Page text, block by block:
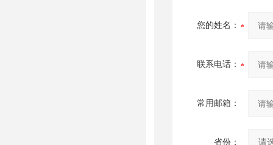
您的姓名：
联系电话：
常用邮箱：
省份：